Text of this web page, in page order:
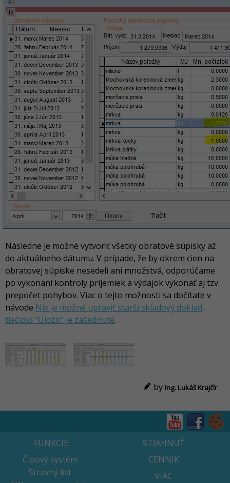
Následne je možné vytvoriť všetky obratové súpisky až
do aktuálneho dátumu. V prípade, že by okrem cien na
obratovej súpiske nesedeli ani množstvá, odporúčame
po vykonaní kontroly príjemiek a výdajok vykonať aj tzv.
prepočet pohybov. Viac o tejto možnosti sa dočítate v
návode Nie je možné upraviť starší skladový doklad,
tlačidlo "Uložiť" je zašednuté.
by Ing. Lukáš Krajčír
FUNKCIE
Čipový systém
Stravný list
STIAHNUŤ
CENNÍK
VIAC